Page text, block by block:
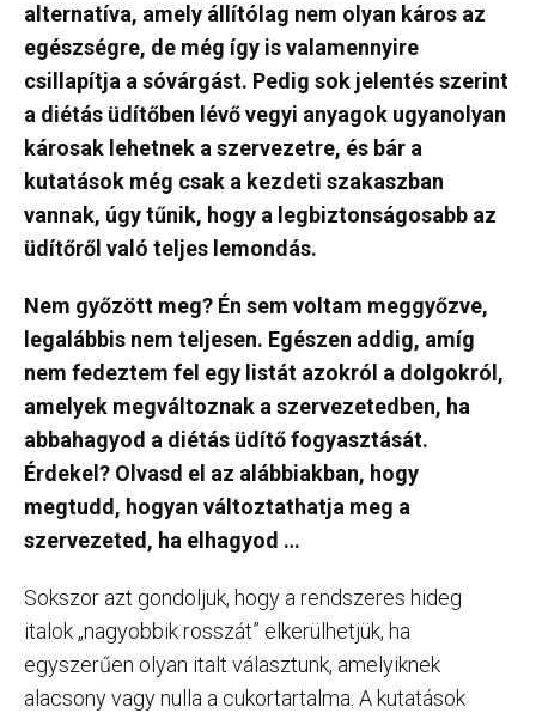
alternatíva, amely állítólag nem olyan káros az
egészségre, de még így is valamennyire
csillapítja a sóvárgást. Pedig sok jelentés szerint
a diétás üdítőben lévő vegyi anyagok ugyanolyan
károsak lehetnek a szervezetre, és bár a
kutatások még csak a kezdeti szakaszban
vannak, úgy tűnik, hogy a legbiztonságosabb az
üdítőről való teljes lemondás.
Nem győzött meg? Én sem voltam meggyőzve,
legalábbis nem teljesen. Egészen addig, amíg
nem fedeztem fel egy listát azokról a dolgokról,
amelyek megváltoznak a szervezetedben, ha
abbahagyod a diétás üdítő fogyasztását.
Érdekel? Olvasd el az alábbiakban, hogy
megtudd, hogyan változtathatja meg a
szervezeted, ha elhagyod …
Sokszor azt gondoljuk, hogy a rendszeres hideg
italok „nagyobbik rosszát” elkerülhetjük, ha
egyszerűen olyan italt választunk, amelyiknek
alacsony vagy nulla a cukortartalma. A kutatások